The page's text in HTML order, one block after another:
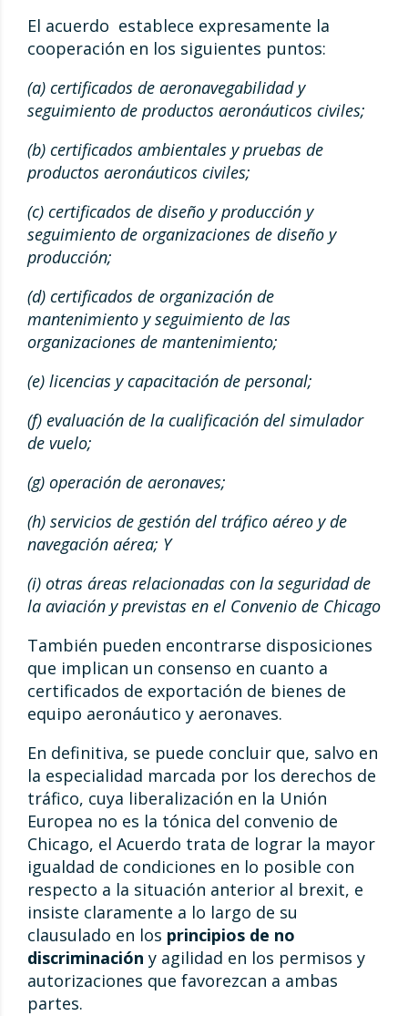
El acuerdo establece expresamente la
cooperación en los siguientes puntos:
(a) certificados de aeronavegabilidad y
seguimiento de productos aeronáuticos civiles;
(b) certificados ambientales y pruebas de
productos aeronáuticos civiles;
(c) certificados de diseño y producción y
seguimiento de organizaciones de diseño y
producción;
(d) certificados de organización de
mantenimiento y seguimiento de las
organizaciones de mantenimiento;
(e) licencias y capacitación de personal;
(f) evaluación de la cualificación del simulador
de vuelo;
(g) operación de aeronaves;
(h) servicios de gestión del tráfico aéreo y de
navegación aérea; Y
(i) otras áreas relacionadas con la seguridad de
la aviación y previstas en el Convenio de Chicago
También pueden encontrarse disposiciones
que implican un consenso en cuanto a
certificados de exportación de bienes de
equipo aeronáutico y aeronaves.
En definitiva, se puede concluir que, salvo en
la especialidad marcada por los derechos de
tráfico, cuya liberalización en la Unión
Europea no es la tónica del convenio de
Chicago, el Acuerdo trata de lograr la mayor
igualdad de condiciones en lo posible con
respecto a la situación anterior al brexit, e
insiste claramente a lo largo de su
clausulado en los principios de no
discriminación y agilidad en los permisos y
autorizaciones que favorezcan a ambas
partes.